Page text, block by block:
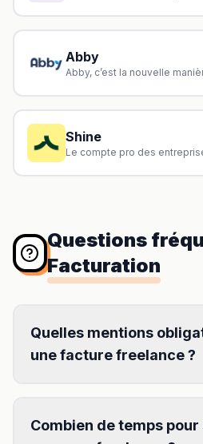
Abby
Abby, c’est la nouvelle
Shine
Le compte pro des
Questions
Facturation
Quelles mentions
une facture freelance ?
Combien de temps